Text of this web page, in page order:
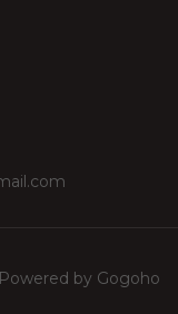
by Gogoho